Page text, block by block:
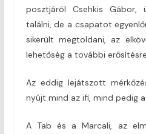
posztjáról Csehkis Gábor,
találni, de a csapatot
sikerült megtoldani, az
lehetőség a további
Az eddig lejátszott
nyújt mind az ifi, mind pedig
A Tab és a Marcali, az